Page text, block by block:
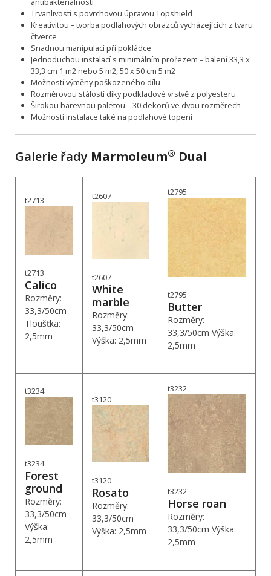
Trvanlivostí s povrchovou úpravou Topshield
Kreativitou – tvorba podlahových obrazců vycházejících z tvaru
čtverce
Snadnou manipulací při pokládce
Jednoduchou instalací s minimálním prořezem – balení 33,3 x
33,3 cm 1 m2 nebo 5 m2, 50 x 50 cm 5 m2
Možností výměny poškozeného dílu
Rozměrovou stálostí díky podkladové vrstvě z polyesteru
Širokou barevnou paletou – 30 dekorů ve dvou rozměrech
Možností instalace také na podlahové topení
Galerie řady Marmoleum® Dual
t2713
t2713
Calico
Rozměry:
33,3/50cm
Tloušťka:
2,5mm
t2607
t2607
White
marble
Rozměry:
33,3/50cm
Výška: 2,5mm
t2795
t2795
Butter
Rozměry:
33,3/50cm Výška:
2,5mm
t3234
t3234
Forest
ground
Rozměry:
33,3/50cm
Výška:
2,5mm
t3120
t3120
Rosato
Rozměry:
33,3/50cm
Výška: 2,5mm
t3232
t3232
Horse roan
Rozměry:
33,3/50cm Výška:
2,5mm